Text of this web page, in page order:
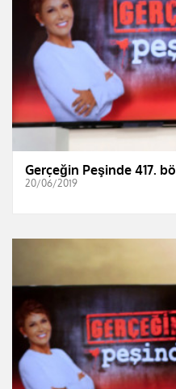
Gerçeğin Peşinde 417.
20/06/2019